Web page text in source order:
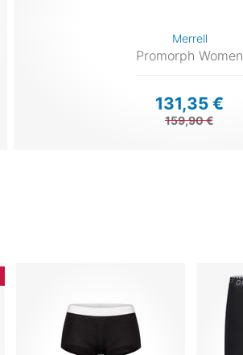
Merrell
Promorph Women
131,35 €
159,90 €